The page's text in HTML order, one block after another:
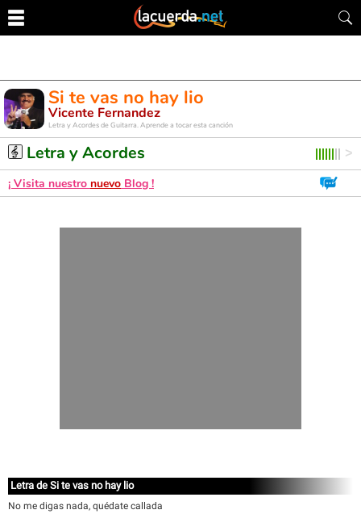
Si te vas no hay lio
Vicente Fernandez
Letra y Acordes de Guitarra. Aprende a tocar esta canción
Letra y Acordes
¡ Visita nuestro nuevo Blog !
Letra de Si te vas no hay lio
No me digas nada, quédate callada